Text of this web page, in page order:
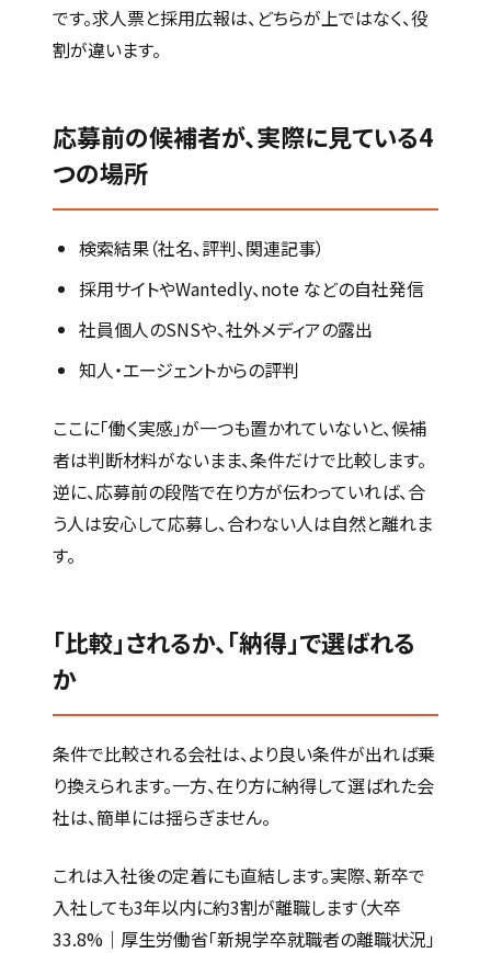
です。求人票と採用広報は、どちらが上ではなく、役
割が違います。
応募前の候補者が、実際に見ている4
つの場所
検索結果（社名、評判、関連記事）
採用サイトやWantedly、note などの自社発信
社員個人のSNSや、社外メディアの露出
知人・エージェントからの評判
ここに「働く実感」が一つも置かれていないと、候補
者は判断材料がないまま、条件だけで比較します。
逆に、応募前の段階で在り方が伝わっていれば、合
う人は安心して応募し、合わない人は自然と離れま
す。
「比較」されるか、「納得」で選ばれる
か
条件で比較される会社は、より良い条件が出れば乗
り換えられます。一方、在り方に納得して選ばれた会
社は、簡単には揺らぎません。
これは入社後の定着にも直結します。実際、新卒で
入社しても3年以内に約3割が離職します（大卒
33.8%｜厚生労働省「新規学卒就職者の離職状況」